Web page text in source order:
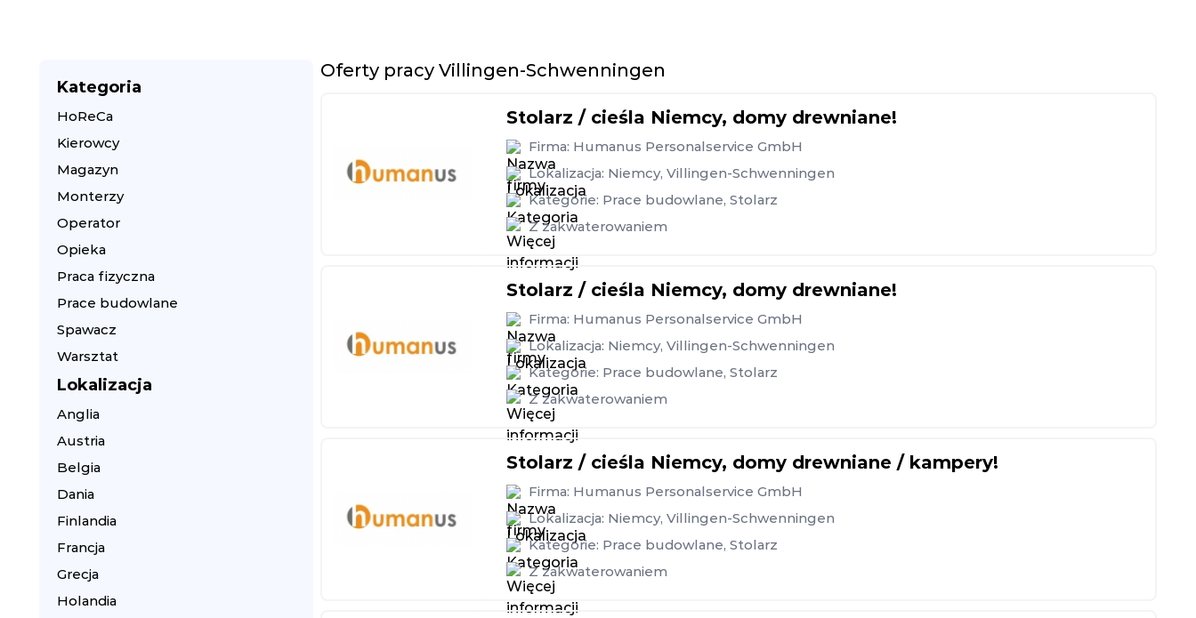
Kategoria
HoReCa
Kierowcy
Magazyn
Monterzy
Operator
Opieka
Praca fizyczna
Prace budowlane
Spawacz
Warsztat
Lokalizacja
Anglia
Austria
Belgia
Dania
Finlandia
Francja
Grecja
Holandia
Oferty pracy Villingen-Schwenningen
Stolarz / cieśla Niemcy, domy drewniane!
Firma: Humanus Personalservice GmbH
Lokalizacja: Niemcy, Villingen-Schwenningen
Kategorie: Prace budowlane, Stolarz
Z zakwaterowaniem
Stolarz / cieśla Niemcy, domy drewniane!
Firma: Humanus Personalservice GmbH
Lokalizacja: Niemcy, Villingen-Schwenningen
Kategorie: Prace budowlane, Stolarz
Z zakwaterowaniem
Stolarz / cieśla Niemcy, domy drewniane / kampery!
Firma: Humanus Personalservice GmbH
Lokalizacja: Niemcy, Villingen-Schwenningen
Kategorie: Prace budowlane, Stolarz
Z zakwaterowaniem